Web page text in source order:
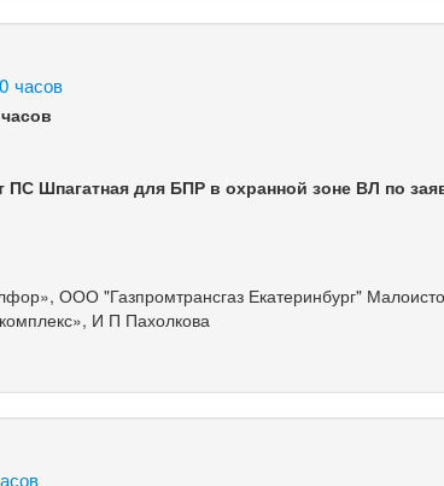
часов
ПС Шпагатная для БПР в охранной зоне ВЛ по
ООО "Газпромтрансгаз Екатеринбург"
И П Пахолкова